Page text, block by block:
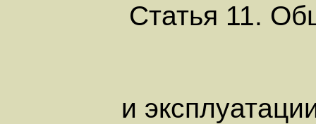
Статья 11.
и